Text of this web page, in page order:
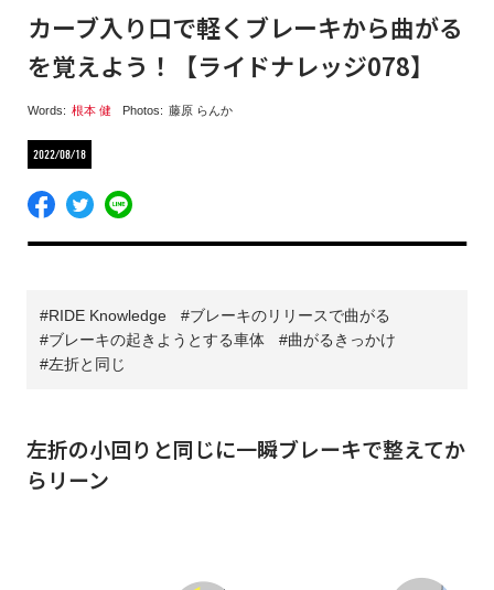
カーブ入り口で軽くブレーキから曲がる
を覚えよう！【ライドナレッジ078】
Words: 根本 健 Photos: 藤原 らんか
2022/08/18
RIDE Knowledge
ブレーキのリリースで曲がる
ブレーキの起きようとする車体
曲がるきっかけ
左折と同じ
左折の小回りと同じに一瞬ブレーキで整えてか
らリーン